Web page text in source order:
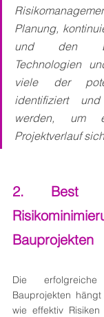
Planung,
und den
Technologien
viele der
identifiziert
werden, um
Projektverlauf
2. Best
Bauprojekten
Die
Bauprojekten
wie effektiv